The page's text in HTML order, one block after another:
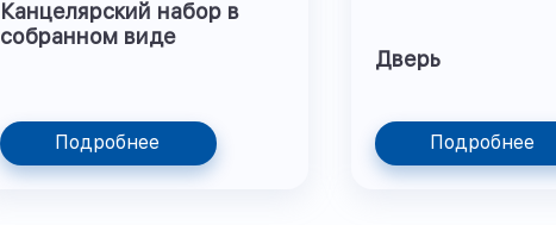
Канцелярский набор в
собранном виде
Подробнее
Дверь
Подробнее